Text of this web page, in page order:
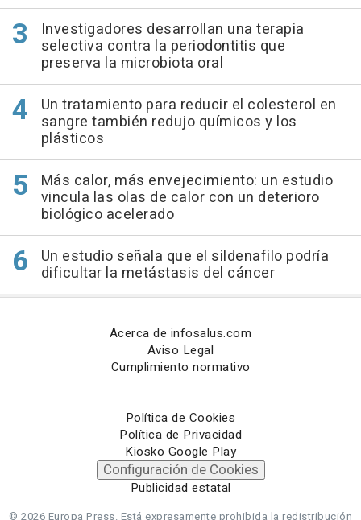
Investigadores desarrollan una terapia
selectiva contra la periodontitis que
preserva la microbiota oral
Un tratamiento para reducir el colesterol en
sangre también redujo químicos y los
plásticos
Más calor, más envejecimiento: un estudio
vincula las olas de calor con un deterioro
biológico acelerado
Un estudio señala que el sildenafilo podría
dificultar la metástasis del cáncer
Acerca de infosalus.com
Aviso Legal
Cumplimiento normativo
Política de Cookies
Política de Privacidad
Kiosko Google Play
Configuración de Cookies
Publicidad estatal
© 2026 Europa Press. Está expresamente prohibida la redistribución